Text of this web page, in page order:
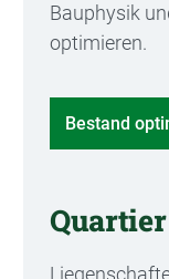
Bauphysik
optimieren.
Bestand
Quartier